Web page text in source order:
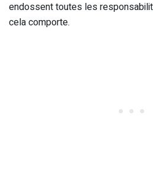
endossent toutes les
cela comporte.